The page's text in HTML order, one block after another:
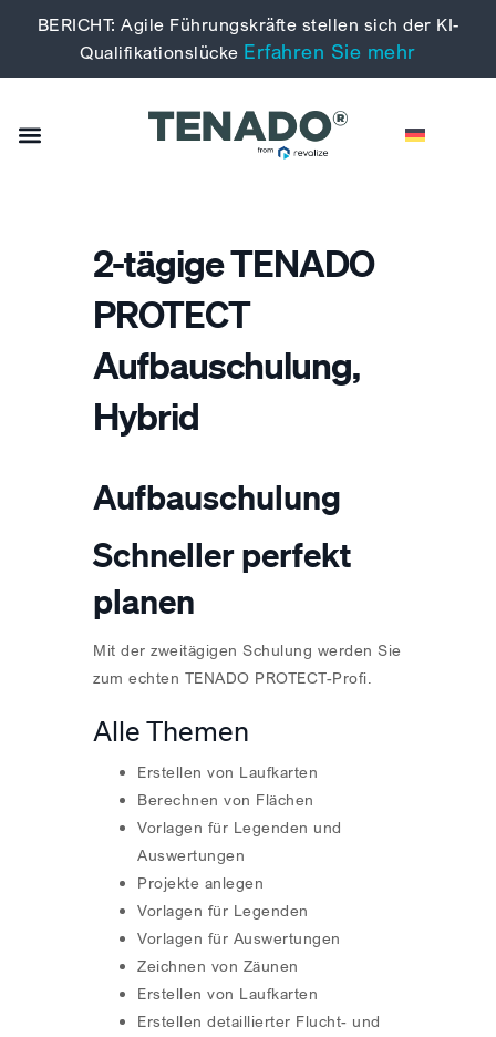
BERICHT: Agile Führungskräfte stellen sich der KI-
Qualifikationslücke Erfahren Sie mehr
2-tägige TENADO
PROTECT
Aufbauschulung,
Hybrid
Aufbauschulung
Schneller perfekt
planen
Mit der zweitägigen Schulung werden Sie
zum echten TENADO PROTECT-Profi.
Alle Themen
Erstellen von Laufkarten
Berechnen von Flächen
Vorlagen für Legenden und
Auswertungen
Projekte anlegen
Vorlagen für Legenden
Vorlagen für Auswertungen
Zeichnen von Zäunen
Erstellen von Laufkarten
Erstellen detaillierter Flucht- und